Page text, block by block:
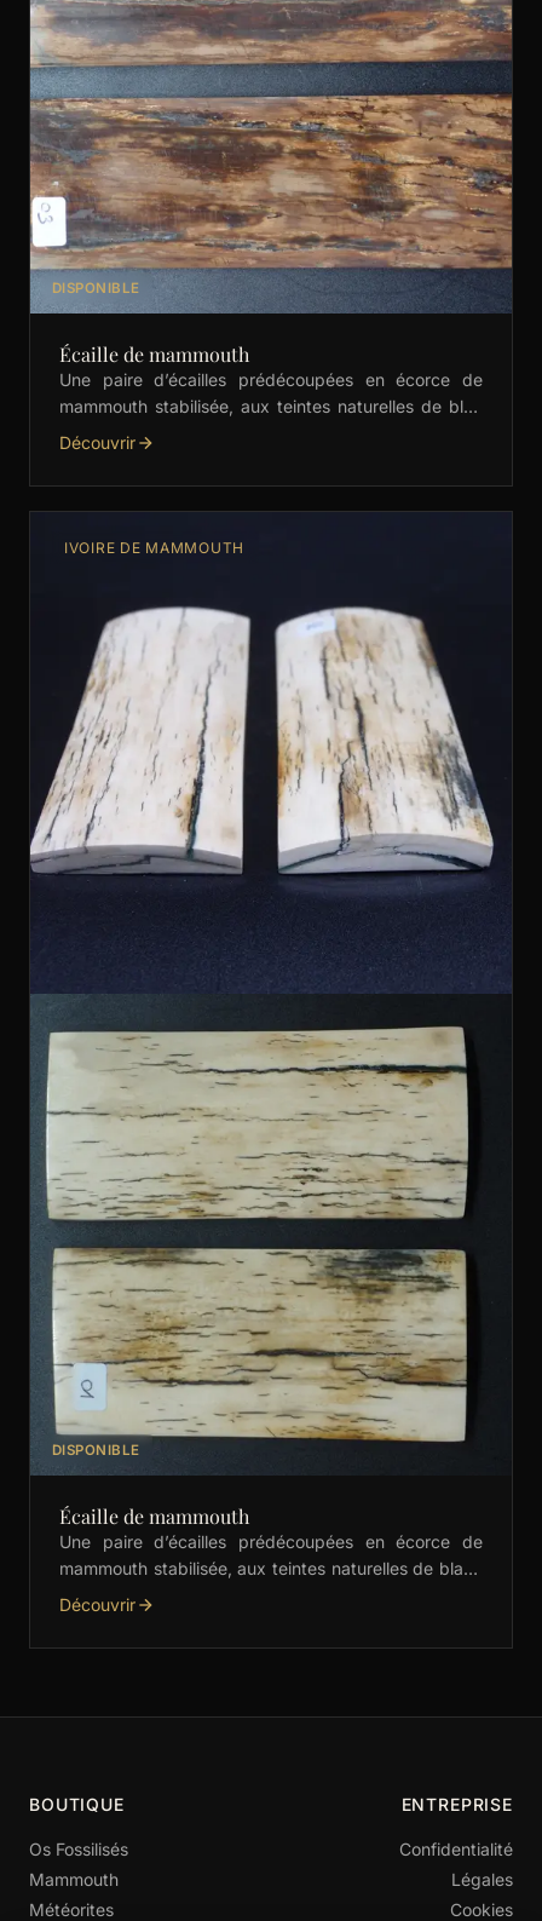
DISPONIBLE
Écaille de mammouth
Une paire d’écailles prédécoupées en écorce de
mammouth stabilisée, aux teintes naturelles de bleu
et beige. Idéales pour les manches de couteaux,
Découvrir
IVOIRE DE MAMMOUTH
DISPONIBLE
Écaille de mammouth
Une paire d’écailles prédécoupées en écorce de
mammouth stabilisée, aux teintes naturelles de blanc
et crème. Idéales pour les manches de couteaux,
Découvrir
BOUTIQUE
Os Fossilisés
Mammouth
Météorites
ENTREPRISE
Confidentialité
Légales
Cookies